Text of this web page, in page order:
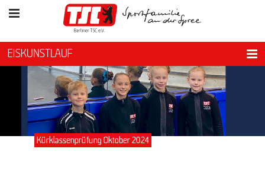
EISKUNSTLAUF
Kürklassenprüfung Oktober 2024